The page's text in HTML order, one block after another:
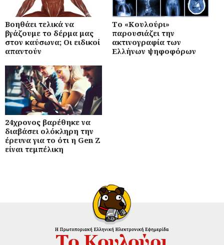
Βοηθάει τελικά να
βγάζουμε το δέρμα μας
στον καύσωνα; Οι ειδικοί
απαντούν
Το «Κουλούρι»
παρουσιάζει την
ακτινογραφία των
Ελλήνων ψηφοφόρων
24χρονος βαρέθηκε να
διαβάσει ολόκληρη την
έρευνα για το ότι η Gen Z
είναι τεμπέλικη